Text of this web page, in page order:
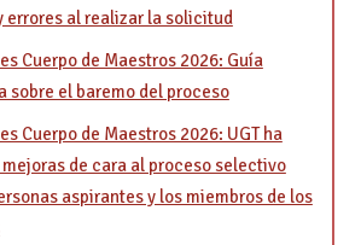
errores al realizar la solicitud
Cuerpo de Maestros 2026: Guía
sobre el baremo del proceso
Cuerpo de Maestros 2026: UGT ha
de cara al proceso selectivo
aspirantes y los miembros de los